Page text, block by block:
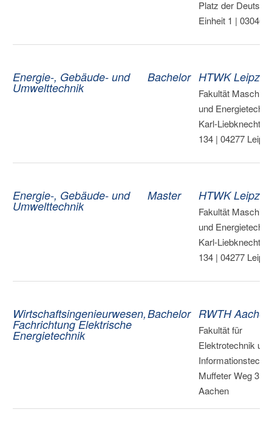
Platz der
Einheit 1 | 03046
Energie-, Gebäude- und
Umwelttechnik
Bachelor HTWK Leipzig
Fakultät
und
Karl-Liebknecht-
134 | 04277
Energie-, Gebäude- und
Umwelttechnik
Master HTWK Leipzig
Fakultät
und
Karl-Liebknecht-
134 | 04277
Wirtschaftsingenieurwesen,
Fachrichtung Elektrische
Energietechnik
Bachelor RWTH Aachen
Fakultät für
Elektrotechnik und
Muffeter Weg 3 |
Aachen